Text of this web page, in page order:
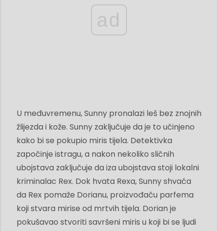
ad
U međuvremenu, Sunny pronalazi leš bez znojnih
žlijezda i kože. Sunny zaključuje da je to učinjeno
kako bi se pokupio miris tijela. Detektivka
započinje istragu, a nakon nekoliko sličnih
ubojstava zaključuje da iza ubojstava stoji lokalni
kriminalac Rex. Dok hvata Rexa, Sunny shvaća
da Rex pomaže Dorianu, proizvođaču parfema
koji stvara mirise od mrtvih tijela. Dorian je
pokušavao stvoriti savršeni miris u koji bi se ljudi